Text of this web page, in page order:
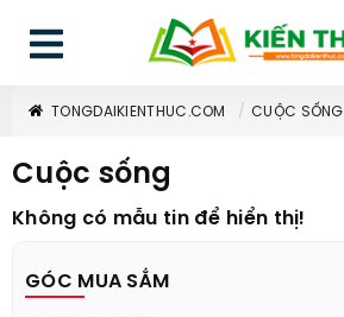
TONGDAIKIENTHUC.COM CUỘC SỐNG
Cuộc sống
Không có mẫu tin để hiển thị!
GÓC MUA SẮM